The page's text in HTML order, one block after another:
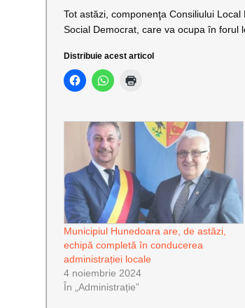
Tot astăzi, componenţa Consiliului
Social Democrat, care va ocupa în forul
Distribuie acest articol
Municipiul Hunedoara are, de astăzi,
echipă completă în conducerea
administrației locale
4 noiembrie 2024
În „Administrație”